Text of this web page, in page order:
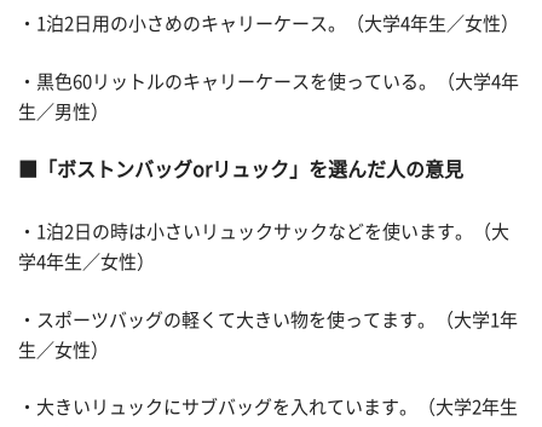
・1泊2日用の小さめのキャリーケース。（大学4年生／女性）
・黒色60リットルのキャリーケースを使っている。（大学4年
生／男性）
「ボストンバッグorリュック」を選んだ人の意見
・1泊2日の時は小さいリュックサックなどを使います。（大
学4年生／女性）
・スポーツバッグの軽くて大きい物を使ってます。（大学1年
生／女性）
・大きいリュックにサブバッグを入れています。（大学2年生